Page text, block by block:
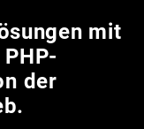
mit
der